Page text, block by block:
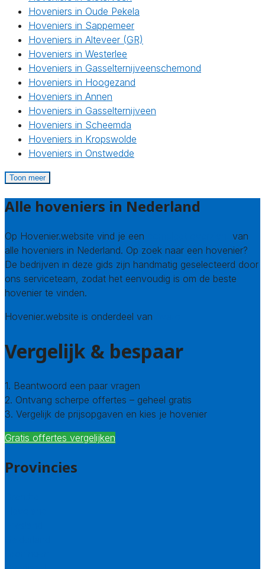
Hoveniers in Oude Pekela
Hoveniers in Sappemeer
Hoveniers in Alteveer (GR)
Hoveniers in Westerlee
Hoveniers in Gasselternijveenschemond
Hoveniers in Hoogezand
Hoveniers in Annen
Hoveniers in Gasselternijveen
Hoveniers in Scheemda
Hoveniers in Kropswolde
Hoveniers in Onstwedde
Toon meer
Alle hoveniers in Nederland
Op Hovenier.website vind je een
van
alle hoveniers in Nederland. Op zoek naar een hovenier?
De bedrijven in deze gids zijn handmatig geselecteerd door
ons serviceteam, zodat het eenvoudig is om de beste
hovenier te vinden.
Hovenier.website is onderdeel van
Vergelijk & bespaar
1. Beantwoord een paar vragen
2. Ontvang scherpe offertes – geheel gratis
3. Vergelijk de prijsopgaven en kies je hovenier
Gratis offertes vergelijken
Provincies